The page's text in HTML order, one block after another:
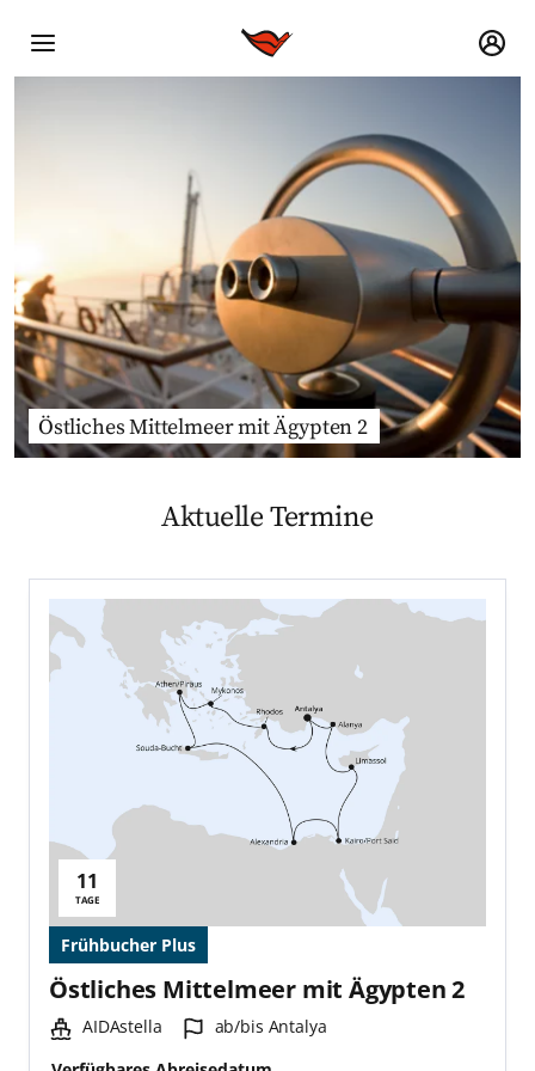
Östliches Mittelmeer mit Ägypten 2
Aktuelle Termine
Frühbucher Plus
Östliches Mittelmeer mit Ägypten 2
Schiff:
AIDAstella Hafen:
ab/bis Antalya
Reisedauer:
11
TAGE